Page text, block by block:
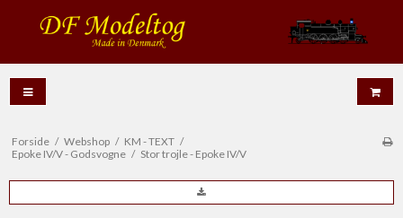
Forside / Webshop / KM - TEXT /
Epoke IV/V - Godsvogne / Stor trojle - Epoke IV/V